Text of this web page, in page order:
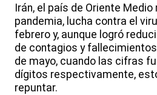
Irán, el país de Oriente
pandemia, lucha contra el
febrero y, aunque logró
de contagios y
de mayo, cuando las cifras
dígitos respectivamente,
repuntar.